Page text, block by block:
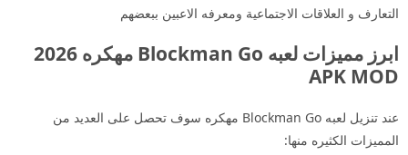
التعارف و العلاقات الاجتماعية ومعرفه الاعبين ببعضهم
ابرز مميزات لعبه Blockman Go مهكره 2026
APK MOD
عند تنزيل لعبه Blockman Go مهكره سوف تحصل على العديد من
المميزات الكثيره منها: